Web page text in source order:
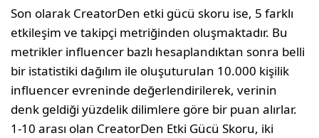
Son olarak CreatorDen etki gücü skoru ise, 5 farklı
etkileşim ve takipçi metriğinden oluşmaktadır. Bu
metrikler influencer bazlı hesaplandıktan sonra belli
bir istatistiki dağılım ile oluşuturulan 10.000 kişilik
influencer evreninde değerlendirilerek, verinin
denk geldiği yüzdelik dilimlere göre bir puan alırlar.
1-10 arası olan CreatorDen Etki Gücü Skoru, iki